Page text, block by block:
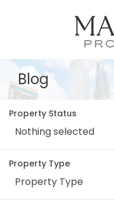
Blog
Property Status
Nothing selected
Property Type
Property Type